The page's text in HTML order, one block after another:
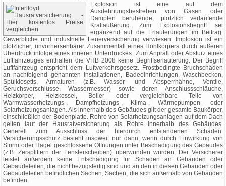
Explosion ist eine auf dem
Ausdehnungsbestreben von Gasen oder
Dämpfen beruhende, plötzlich verlaufende
Kraftäußerung. Zum Explosionsbegriff sei
ergänzend auf die Erläuterungen im Beitrag:
Gewerbliche und industrielle Feuerversicherung verwiesen. Implosion ist ein
plötzlicher, unvorhersehbarer Zusammenfall eines Hohlkörpers durch äußeren
Überdruck infolge eines inneren Unterdruckes. Zum Anprall oder Absturz eines
Luftfahrzeuges enthalten die VHB 2008 keine Begriffserläuterung. Der Begriff
Luftfahrzeug entspricht dem Luftverkehrsgesetz. Frostbedingte Bruchschäden
an nachfolgend genannten Installationen, Badeeinrichtungen, Waschbecken,
Spülklosetts, Armaturen (z.B. Wasser- und Absperrhähne, Ventile,
Geruchsverschlüsse, Wassermesser) sowie deren Anschlussschläuche,
Heizkörper, Heizkessel, Boiler oder vergleichbare Teile von
Warmwasserheizungs-, Dampfheizungs-, Klima-, Wärmepumpen- oder
Solarheizungsanlagen. Als innerhalb des Gebäudes gilt der gesamte Baukörper,
einschließlich der Bodenplatte. Rohre von Solarheizungsanlagen auf dem Dach
gelten laut der Hausratversicherung als Rohre innerhalb des Gebäudes.
Generell zum Ausschluss der hierdurch entstandenen Schäden.
Versicherungsschutz besteht insoweit nur dann, wenn durch Einwirkung von
Sturm oder Hagel geschlossene Öffnungen unter Beschädigung des Gebäudes
(z.B. Zersplittern der Fensterscheiben) überwunden wurden. Der Versicherer
leistet außerdem keine Entschädigung für Schäden an Gebäuden oder
Gebäudeteilen, die nicht bezugsfertig sind und an den in diesen Gebäuden oder
Gebäudeteilen befindlichen Sachen, Sachen, die sich außerhalb von Gebäuden
befinden.